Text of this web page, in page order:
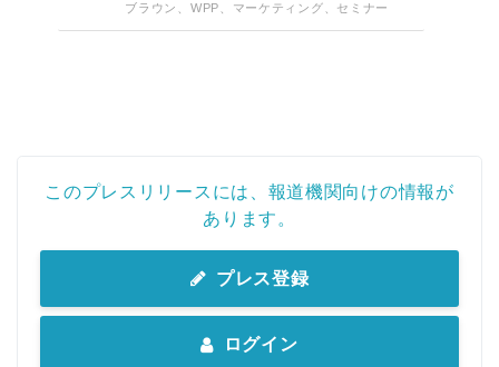
ブラウン、WPP、マーケティング、セミナー
このプレスリリースには、報道機関向けの情報が
あります。
プレス登録
ログイン